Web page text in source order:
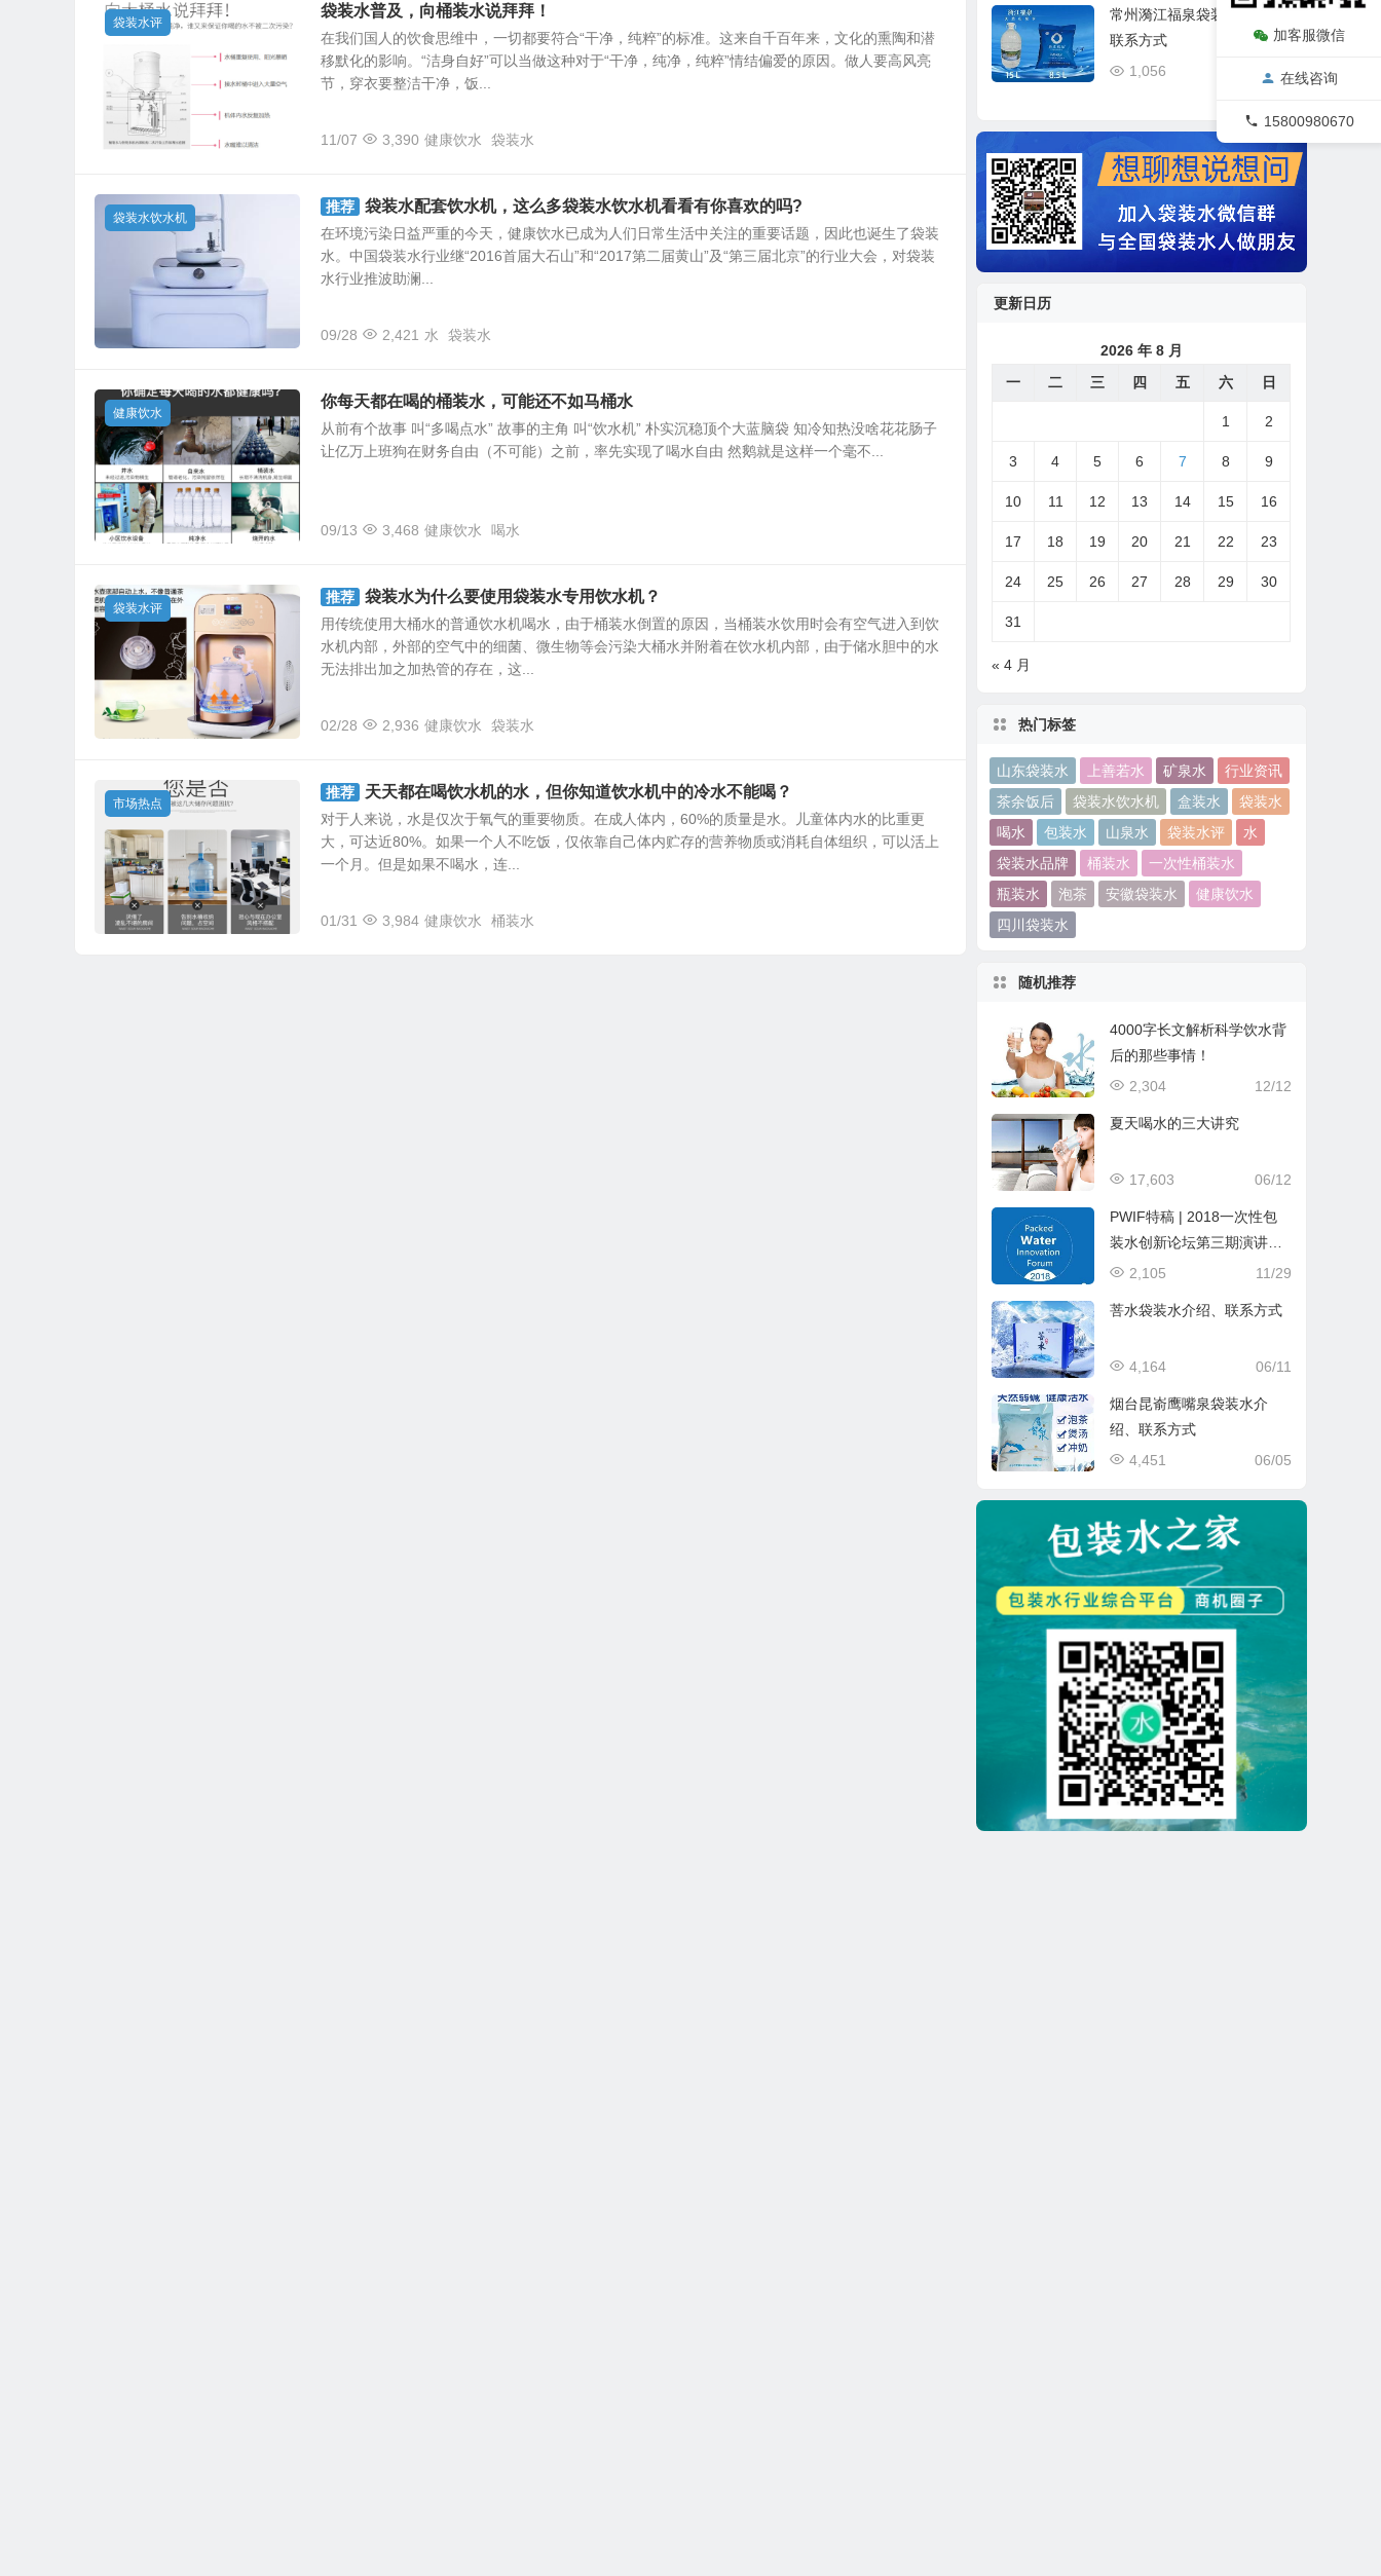
袋装水评
袋装水普及，向桶装水说拜拜！
在我们国人的饮食思维中，一切都要符合“干净，纯粹”的标准。这来自千百年来，文化的熏陶和潜
移默化的影响。“洁身自好”可以当做这种对于“干净，纯净，纯粹”情结偏爱的原因。做人要高风亮
节，穿衣要整洁干净，饭...
11/07 3,390 健康饮水 袋装水
袋装水饮水机
推荐 袋装水配套饮水机，这么多袋装水饮水机看看有你喜欢的吗?
在环境污染日益严重的今天，健康饮水已成为人们日常生活中关注的重要话题，因此也诞生了袋装
水。中国袋装水行业继“2016首届大石山”和“2017第二届黄山”及“第三届北京”的行业大会，对袋装
水行业推波助澜...
09/28 2,421 水 袋装水
健康饮水
你每天都在喝的桶装水，可能还不如马桶水
从前有个故事 叫“多喝点水” 故事的主角 叫“饮水机” 朴实沉稳顶个大蓝脑袋 知冷知热没啥花花肠子
让亿万上班狗在财务自由（不可能）之前，率先实现了喝水自由 然鹅就是这样一个毫不...
09/13 3,468 健康饮水 喝水
袋装水评
推荐 袋装水为什么要使用袋装水专用饮水机？
用传统使用大桶水的普通饮水机喝水，由于桶装水倒置的原因，当桶装水饮用时会有空气进入到饮
水机内部，外部的空气中的细菌、微生物等会污染大桶水并附着在饮水机内部，由于储水胆中的水
无法排出加之加热管的存在，这...
02/28 2,936 健康饮水 袋装水
市场热点
推荐 天天都在喝饮水机的水，但你知道饮水机中的冷水不能喝？
对于人来说，水是仅次于氧气的重要物质。在成人体内，60%的质量是水。儿童体内水的比重更
大，可达近80%。如果一个人不吃饭，仅依靠自己体内贮存的营养物质或消耗自体组织，可以活上
一个月。但是如果不喝水，连...
01/31 3,984 健康饮水 桶装水
常州漪江福泉袋装水介绍、
联系方式
12/24
1,056
更新日历
2026 年 8 月
一
二 三 四 五 六 日
1 2
3 4 5 6 7 8 9
10 11 12 13 14 15 16
17 18 19 20 21 22 23
24 25 26 27 28 29 30
31
« 4 月
热门标签
山东袋装水 上善若水 矿泉水
行业资讯
茶余饭后
袋装水饮水机 盒装水
袋装水
喝水
包装水 山泉水 袋装水评
水
袋装水品牌
桶装水
一次性桶装水
瓶装水
泡茶 安徽袋装水
健康饮水
四川袋装水
随机推荐
4000字长文解析科学饮水背
后的那些事情！
12/12
2,304
夏天喝水的三大讲究
06/12
17,603
PWIF特稿 | 2018一次性包
装水创新论坛第三期演讲嘉
宾重磅来袭！
11/29
2,105
菩水袋装水介绍、联系方式
06/11
4,164
烟台昆嵛鹰嘴泉袋装水介
绍、联系方式
06/05
4,451
加客服微信
在线咨询
15800980670